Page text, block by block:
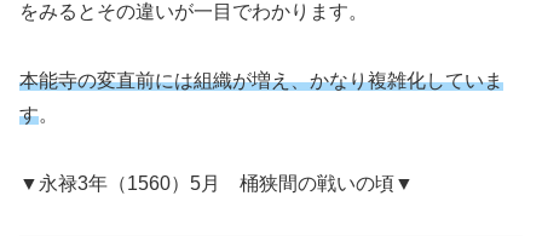
をみるとその違いが一目でわかります。
本能寺の変直前には組織が増え、かなり複雑化していま
す。
▼永禄3年（1560）5月 桶狭間の戦いの頃▼